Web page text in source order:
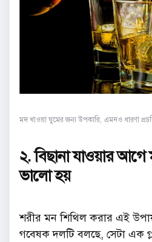
মদ খাওয়া ঘুমের জন্য উপকারি, এমনও ধারণা
২. বিছানা যাওয়ার
ভালো হয়
শরীর মন শিথিল করার এই
গবেষক দলটি বলছে, সেটা এক